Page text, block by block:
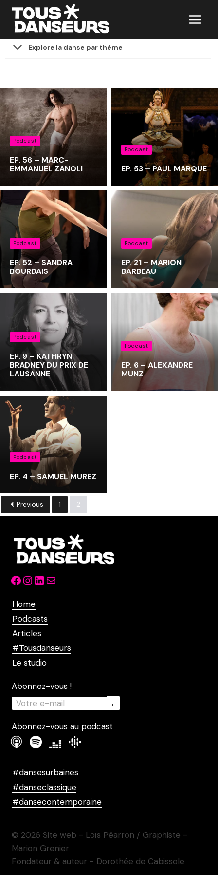
Aller
contenu
Explore la danse par thème
Podcast
EP. 56 – MARC-
EMMANUEL ZANOLI
Podcast
EP. 53 – PAUL MARQUE
Podcast
EP. 52 – SANDRA
BOURDAIS
Podcast
EP. 21 – MARION
BARBEAU
Podcast
EP. 9 – KATHRYN
BRADNEY DU PRIX DE
LAUSANNE
Podcast
EP. 6 – ALEXANDRE
MUNZ
Podcast
EP. 4 – SAMUEL MUREZ
Previous 1 2
Facebook
Instagram
LinkedIn
Mail
Home
Podcasts
Articles
#Tousdanseurs
Le studio
Abonnez-vous !
Abonnez-vous au podcast
#dansesurbaines
#danseclassique
#dansecontemporaine
© 2026 Site web - Loïs Péarron / Graphiste -
Marion Grenier
Fondateur & auteur - Dorothée de Cabissole